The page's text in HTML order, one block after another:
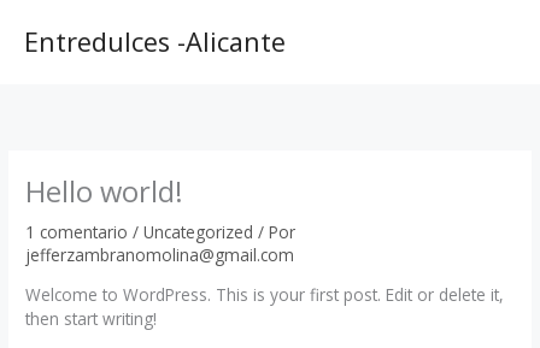
contenido
Entredulces -Alicante
Hello world!
1 comentario /Uncategorized / Por
jefferzambranomolina@gmail.com
Welcome to WordPress. This is your first post. Edit or delete it,
then start writing!